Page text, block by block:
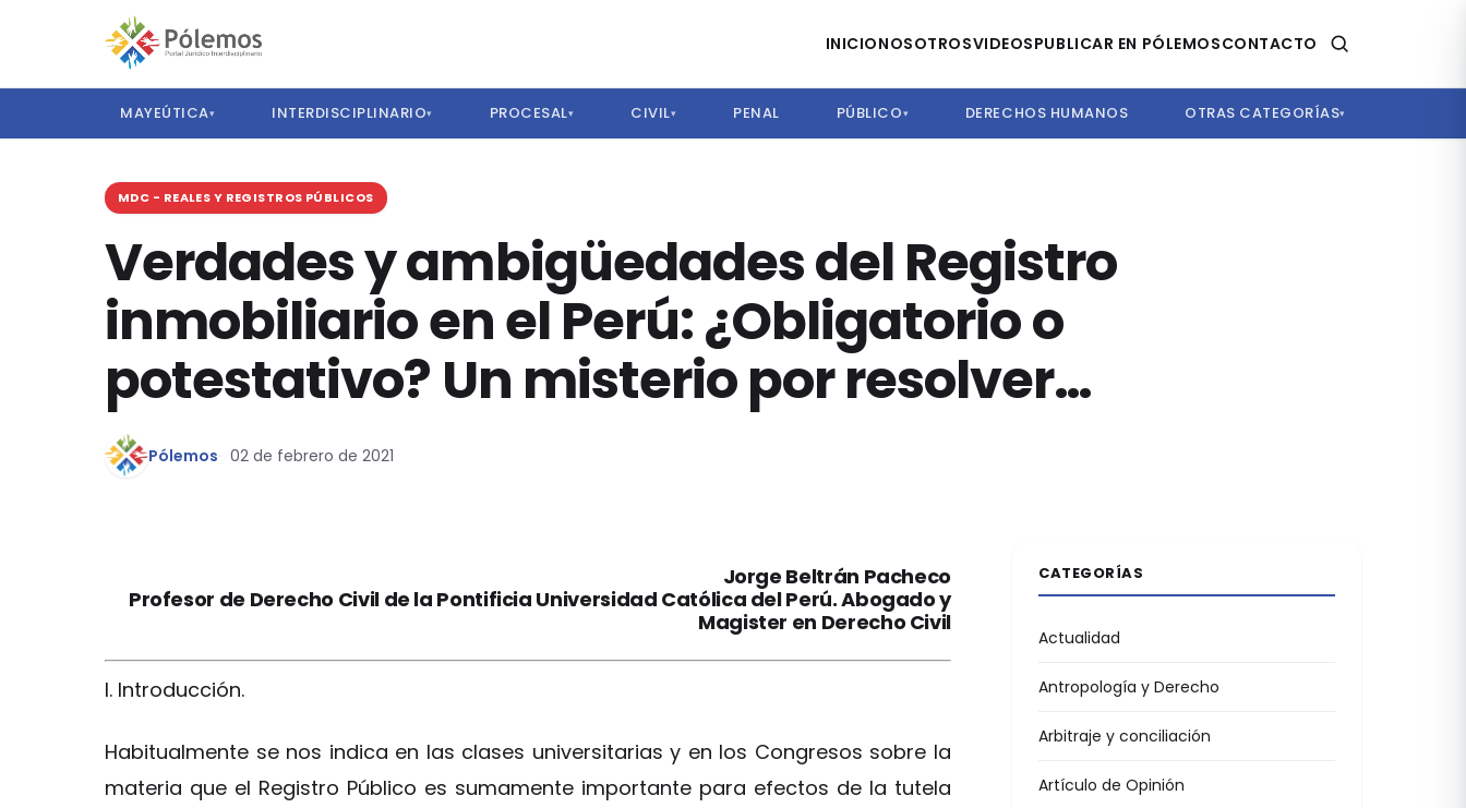
INICIONOSOTROSVIDEOSPUBLICAR EN PÓLEMOSCONTACTO
MAYEÚTICA▾ INTERDISCIPLINARIO▾ PROCESAL▾ CIVIL▾ PENAL PÚBLICO▾ DERECHOS HUMANOS OTRAS CATEGORÍAS▾
MDC - REALES Y REGISTROS PÚBLICOS
Verdades y ambigüedades del Registro
inmobiliario en el Perú: ¿Obligatorio o
potestativo? Un misterio por resolver…
Pólemos 02 de febrero de 2021
Jorge Beltrán Pacheco
Profesor de Derecho Civil de la Pontificia Universidad Católica del Perú. Abogado y
Magister en Derecho Civil
I. Introducción.
Habitualmente se nos indica en las clases universitarias y en los Congresos sobre la
materia que el Registro Público es sumamente importante para efectos de la tutela
CATEGORÍAS
Actualidad
Antropología y Derecho
Arbitraje y conciliación
Artículo de Opinión